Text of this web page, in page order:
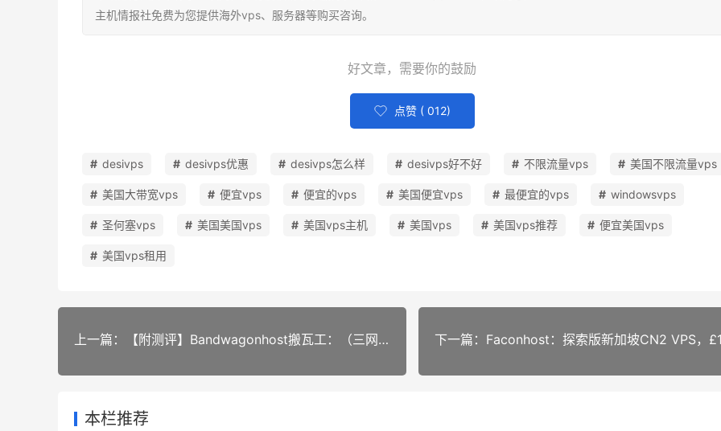
主机情报社免费为您提供海外vps、服务器等购买咨询。
好文章，需要你的鼓励
点赞 ( 012)
desivps desivps优惠 desivps怎么样 desivps好不好 不限流量vps 美国不限流量vps
美国大带宽vps 便宜vps 便宜的vps 美国便宜vps 最便宜的vps windowsvps
圣何塞vps 美国美国vps 美国vps主机 美国vps 美国vps推荐 便宜美国vps
美国vps租用
上一篇：【附测评】Bandwagonhost搬瓦工：（三网）cn2 gia VPS，仅需$35.42/年，近年来价格最低！？
本栏推荐